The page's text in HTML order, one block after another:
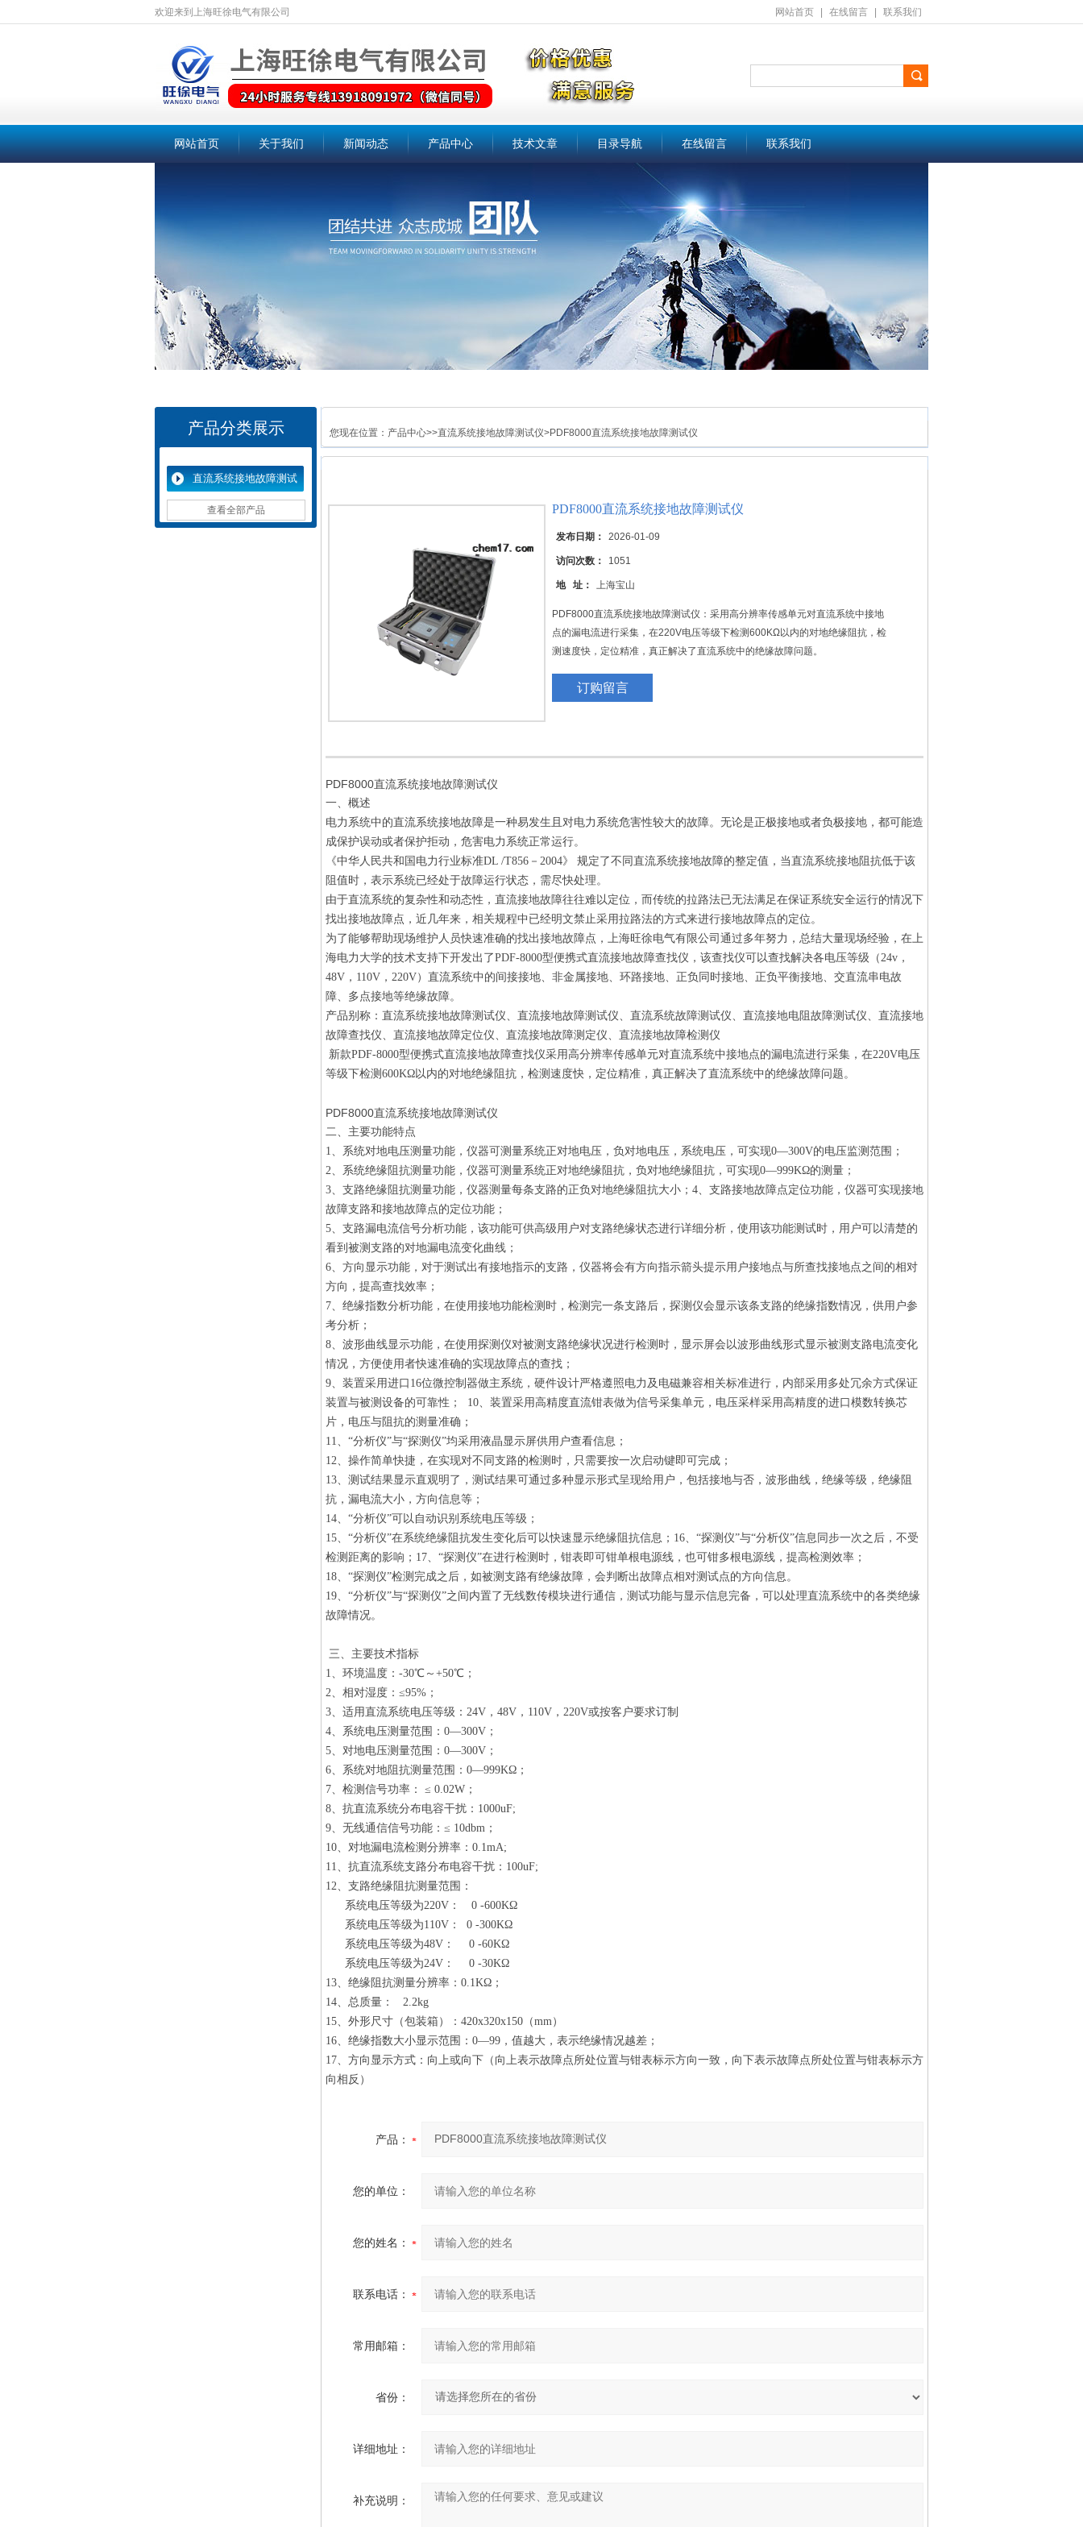
网站首页 在线留言 联系我们
欢迎来到上海旺徐电气有限公司
网站首页 关于我们 新闻动态 产品中心 技术文章 目录导航 在线留言 联系我们
产品分类展示
直流系统接地故障测试
仪 查看全部产品
您现在位置： 产品中心>>直流系统接地故障测试仪>PDF8000直流系统接地故障测试仪
PDF8000直流系统接地故障测试仪
发布日期： 2026-01-09
访问次数： 1051
地 址： 上海宝山
PDF8000直流系统接地故障测试仪：采用高分辨率传感单元对直流系统中接地
点的漏电流进行采集，在220V电压等级下检测600KΩ以内的对地绝缘阻抗，检
测速度快，定位精准，真正解决了直流系统中的绝缘故障问题。
订购留言
PDF8000直流系统接地故障测试仪
一、概述
电力系统中的直流系统接地故障是一种易发生且对电力系统危害性较大的故障。无论是正极接地或者负极接地，都可能造
成保护误动或者保护拒动，危害电力系统正常运行。
《中华人民共和国电力行业标准DL /T856－2004》 规定了不同直流系统接地故障的整定值，当直流系统接地阻抗低于该
阻值时，表示系统已经处于故障运行状态，需尽快处理。
由于直流系统的复杂性和动态性，直流接地故障往往难以定位，而传统的拉路法已无法满足在保证系统安全运行的情况下
找出接地故障点，近几年来，相关规程中已经明文禁止采用拉路法的方式来进行接地故障点的定位。
为了能够帮助现场维护人员快速准确的找出接地故障点，上海旺徐电气有限公司通过多年努力，总结大量现场经验，在上
海电力大学的技术支持下开发出了PDF-8000型便携式直流接地故障查找仪，该查找仪可以查找解决各电压等级（24v，
48V，110V，220V）直流系统中的间接接地、非金属接地、环路接地、正负同时接地、正负平衡接地、交直流串电故
障、多点接地等绝缘故障。
产品别称：直流系统接地故障测试仪、直流接地故障测试仪、直流系统故障测试仪、直流接地电阻故障测试仪、直流接地
故障查找仪、直流接地故障定位仪、直流接地故障测定仪、直流接地故障检测仪
新款PDF-8000型便携式直流接地故障查找仪采用高分辨率传感单元对直流系统中接地点的漏电流进行采集，在220V电压
等级下检测600KΩ以内的对地绝缘阻抗，检测速度快，定位精准，真正解决了直流系统中的绝缘故障问题。
PDF8000直流系统接地故障测试仪
二、主要功能特点
1、系统对地电压测量功能，仪器可测量系统正对地电压，负对地电压，系统电压，可实现0—300V的电压监测范围；
2、系统绝缘阻抗测量功能，仪器可测量系统正对地绝缘阻抗，负对地绝缘阻抗，可实现0—999KΩ的测量；
3、支路绝缘阻抗测量功能，仪器测量每条支路的正负对地绝缘阻抗大小；4、支路接地故障点定位功能，仪器可实现接地
故障支路和接地故障点的定位功能；
5、支路漏电流信号分析功能，该功能可供高级用户对支路绝缘状态进行详细分析，使用该功能测试时，用户可以清楚的
看到被测支路的对地漏电流变化曲线；
6、方向显示功能，对于测试出有接地指示的支路，仪器将会有方向指示箭头提示用户接地点与所查找接地点之间的相对
方向，提高查找效率；
7、绝缘指数分析功能，在使用接地功能检测时，检测完一条支路后，探测仪会显示该条支路的绝缘指数情况，供用户参
考分析；
8、波形曲线显示功能，在使用探测仪对被测支路绝缘状况进行检测时，显示屏会以波形曲线形式显示被测支路电流变化
情况，方便使用者快速准确的实现故障点的查找；
9、装置采用进口16位微控制器做主系统，硬件设计严格遵照电力及电磁兼容相关标准进行，内部采用多处冗余方式保证
装置与被测设备的可靠性； 10、装置采用高精度直流钳表做为信号采集单元，电压采样采用高精度的进口模数转换芯
片，电压与阻抗的测量准确；
11、“分析仪”与“探测仪”均采用液晶显示屏供用户查看信息；
12、操作简单快捷，在实现对不同支路的检测时，只需要按一次启动键即可完成；
13、测试结果显示直观明了，测试结果可通过多种显示形式呈现给用户，包括接地与否，波形曲线，绝缘等级，绝缘阻
抗，漏电流大小，方向信息等；
14、“分析仪”可以自动识别系统电压等级；
15、“分析仪”在系统绝缘阻抗发生变化后可以快速显示绝缘阻抗信息；16、“探测仪”与“分析仪”信息同步一次之后，不受
检测距离的影响；17、“探测仪”在进行检测时，钳表即可钳单根电源线，也可钳多根电源线，提高检测效率；
18、“探测仪”检测完成之后，如被测支路有绝缘故障，会判断出故障点相对测试点的方向信息。
19、“分析仪”与“探测仪”之间内置了无线数传模块进行通信，测试功能与显示信息完备，可以处理直流系统中的各类绝缘
故障情况。
三、主要技术指标
1、环境温度：-30℃～+50℃；
2、相对湿度：≤95%；
3、适用直流系统电压等级：24V，48V，110V，220V或按客户要求订制
4、系统电压测量范围：0—300V；
5、对地电压测量范围：0—300V；
6、系统对地阻抗测量范围：0—999KΩ；
7、检测信号功率： ≤ 0.02W；
8、抗直流系统分布电容干扰：1000uF;
9、无线通信信号功能：≤ 10dbm；
10、对地漏电流检测分辨率：0.1mA;
11、抗直流系统支路分布电容干扰：100uF;
12、支路绝缘阻抗测量范围：
系统电压等级为220V： 0 -600KΩ
系统电压等级为110V： 0 -300KΩ
系统电压等级为48V： 0 -60KΩ
系统电压等级为24V： 0 -30KΩ
13、绝缘阻抗测量分辨率：0.1KΩ；
14、总质量： 2.2kg
15、外形尺寸（包装箱）：420x320x150（mm）
16、绝缘指数大小显示范围：0—99，值越大，表示绝缘情况越差；
17、方向显示方式：向上或向下（向上表示故障点所处位置与钳表标示方向一致，向下表示故障点所处位置与钳表标示方
向相反）
产品：
您的单位：
您的姓名：
联系电话：
常用邮箱：
省份：
详细地址：
补充说明：